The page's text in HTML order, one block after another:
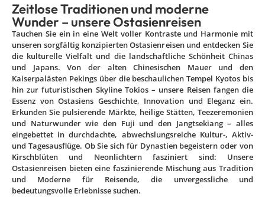
Zeitlose Traditionen und moderne
Wunder – unsere Ostasienreisen
Tauchen Sie ein in eine Welt voller Kontraste und Harmonie mit
unseren sorgfältig konzipierten Ostasienreisen und entdecken Sie
die kulturelle Vielfalt und die landschaftliche Schönheit Chinas
und Japans. Von der alten Chinesischen Mauer und den
Kaiserpalästen Pekings über die beschaulichen Tempel Kyotos bis
hin zur futuristischen Skyline Tokios – unsere Reisen fangen die
Essenz von Ostasiens Geschichte, Innovation und Eleganz ein.
Erkunden Sie pulsierende Märkte, heilige Stätten, Teezeremonien
und Naturwunder wie den Fuji und den Jangtsekiang – alles
eingebettet in durchdachte, abwechslungsreiche Kultur-, Aktiv-
und Tagesausflüge. Ob Sie sich für Dynastien begeistern oder von
Kirschblüten und Neonlichtern fasziniert sind: Unsere
Ostasienreisen bieten eine faszinierende Mischung aus Tradition
und Moderne für Reisende, die unvergessliche und
bedeutungsvolle Erlebnisse suchen.